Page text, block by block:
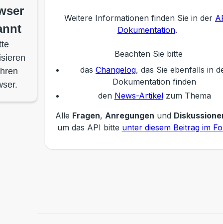
Weitere Informationen finden Sie in der
Dokumentation.
Beachten Sie bitte
das Changelog, das Sie ebenfalls in
Dokumentation finden
den News-Artikelzum Thema
Alle Fragen, Anregungen und
um das API bitte unter diesem Beitrag im